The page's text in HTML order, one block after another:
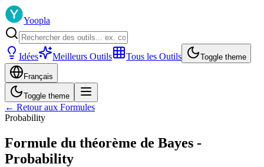
Yoopla
Idées Meilleurs Outils Tous les Outils Toggle theme
Français
Toggle theme
← Retour aux Formules
Probability
Formule du théorème de Bayes -
Probability